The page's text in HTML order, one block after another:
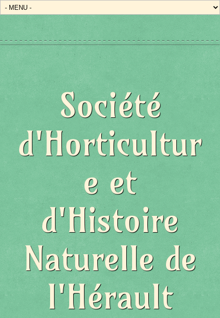
Société
d'Horticultur
e et
d'Histoire
Naturelle de
l'Hérault